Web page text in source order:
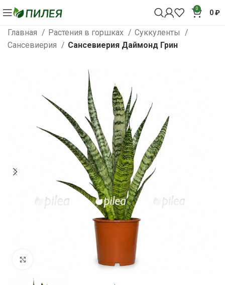
0 0₽
Главная Растения в горшках
Суккуленты
Сансевиерия
Сансевиерия Даймонд Грин
Нажмите, чтобы увеличить